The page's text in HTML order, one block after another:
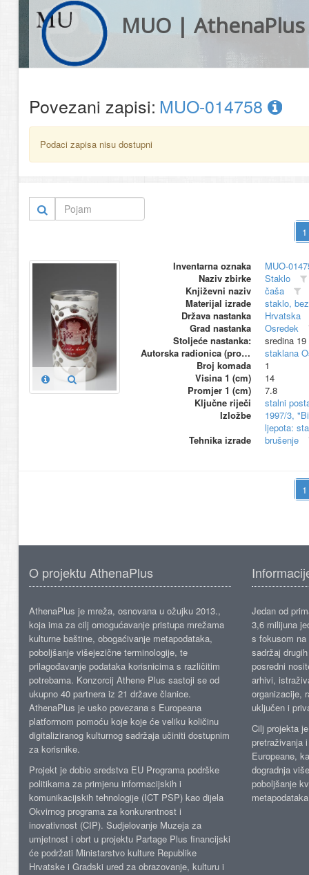
MUO | AthenaPlus
Povezani zapisi: MUO-014758
Podaci zapisa nisu dostupni
Inventarna oznaka
MUO-
Naziv zbirke
Staklo
Književni naziv
čaša
Materijal izrade
staklo,
Država nastanka
Hrvatska
Grad nastanka
Osredek
Stoljeće nastanka:
sredina 19
Autorska radionica (proizvođač)
staklana
Broj komada
1
Visina 1 (cm)
14
Promjer 1 (cm)
7.8
Ključne riječi
stalni
Izložbe
1997/3,
ljepota:
Tehnika izrade
brušenje
O projektu AthenaPlus
AthenaPlus je mreža, osnovana u ožujku 2013.,
koja ima za cilj omogućavanje pristupa mrežama
kulturne baštine, obogaćivanje metapodataka,
poboljšanje višejezične terminologije, te
prilagođavanje podataka korisnicima s različitim
potrebama. Konzorcij Athene Plus sastoji se od
ukupno 40 partnera iz 21 države članice.
AthenaPlus je usko povezana s Europeana
platformom pomoću koje koje će veliku količinu
digitaliziranog kulturnog sadržaja učiniti dostupnim
za korisnike.
Projekt je dobio sredstva EU Programa podrške
politikama za primjenu informacijskih i
komunikacijskih tehnologije (ICT PSP) kao dijela
Okvirnog programa za konkurentnost i
inovativnost (CIP). Sudjelovanje Muzeja za
umjetnost i obrt u projektu Partage Plus financijski
će podržati Ministarstvo kulture Republike
Hrvatske i Gradski ured za obrazovanje, kulturu i
Jedan od
3,6 milijuna
s fokusom
sadržaj
posredni
arhivi,
organizacije,
uključen i
Cilj projekta
pretraživanja
Europeane,
dogradnja
poboljšanje